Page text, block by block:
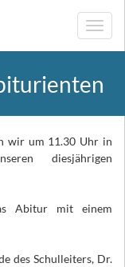
wir um 11.30 Uhr in
diesjährigen
Abitur mit einem
des Schulleiters, Dr.